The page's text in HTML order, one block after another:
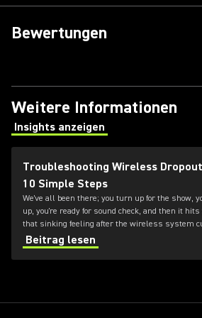
Bewertungen
Weitere Informationen
Insights anzeigen
(Opens in a new tab)
Troubleshooting Wireless
10 Simple Steps
We've all been there; you turn up for the show,
up, you're ready for sound check, and then it hits
that sinking feeling after the wireless system
out. But there are some simple steps to
wireless dropouts.
Beitrag lesen